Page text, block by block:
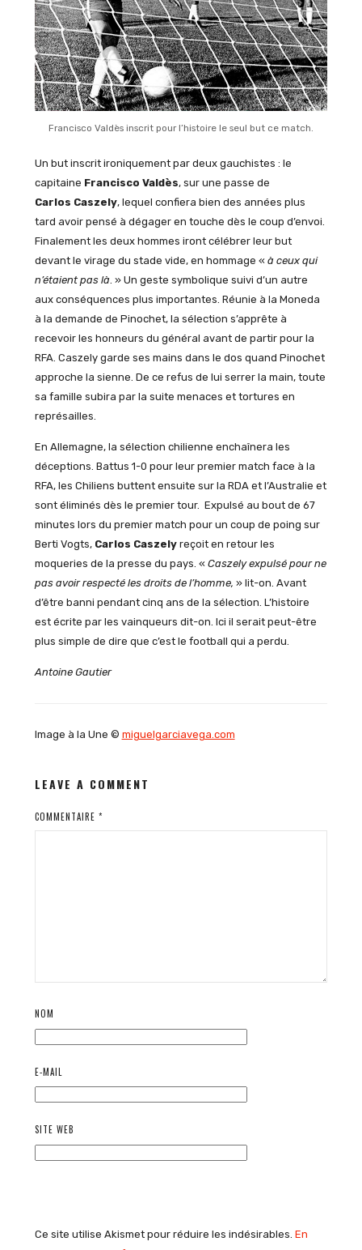
Francisco Valdès inscrit pour l’histoire le seul but ce match.
Un but inscrit ironiquement par deux gauchistes : le
capitaine Francisco Valdès, sur une passe de
Carlos Caszely, lequel confiera bien des années plus
tard avoir pensé à dégager en touche dès le coup d’envoi.
Finalement les deux hommes iront célébrer leur but
devant le virage du stade vide, en hommage « à ceux qui
n’étaient pas là. » Un geste symbolique suivi d’un autre
aux conséquences plus importantes. Réunie à la Moneda
à la demande de Pinochet, la sélection s’apprête à
recevoir les honneurs du général avant de partir pour la
RFA. Caszely garde ses mains dans le dos quand Pinochet
approche la sienne. De ce refus de lui serrer la main, toute
sa famille subira par la suite menaces et tortures en
représailles.
En Allemagne, la sélection chilienne enchaînera les
déceptions. Battus 1-0 pour leur premier match face à la
RFA, les Chiliens buttent ensuite sur la RDA et l’Australie et
sont éliminés dès le premier tour. Expulsé au bout de 67
minutes lors du premier match pour un coup de poing sur
Berti Vogts, Carlos Caszelyreçoit en retour les
moqueries de la presse du pays. « Caszely expulsé pour ne
pas avoir respecté les droits de l’homme, » lit-on. Avant
d’être banni pendant cinq ans de la sélection. L’histoire
est écrite par les vainqueurs dit-on. Ici il serait peut-être
plus simple de dire que c’est le football qui a perdu.
Antoine Gautier
Image à la Une © miguelgarciavega.com
LEAVE A COMMENT
COMMENTAIRE *
NOM
E-MAIL
SITE WEB
Ce site utilise Akismet pour réduire les indésirables. En